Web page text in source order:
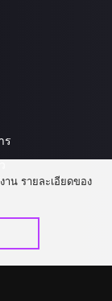
ร
าน รายละเอียดของ